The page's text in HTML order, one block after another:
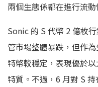
兩個生態係都在進行流動
Sonic 的 S 代幣 2 億枚
管市場整體暴跌，但作
特幣較穩定，表現優於
特質。不過，6 月對 S